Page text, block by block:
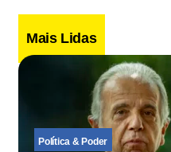
Mais Lidas
Política & Poder